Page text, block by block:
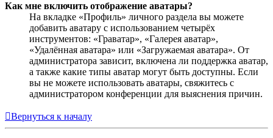
Как мне включить отображение аватары?
На вкладке «Профиль» личного раздела вы можете
добавить аватару с использованием четырёх
инструментов: «Граватар», «Галерея аватар»,
«Удалённая аватара» или «Загружаемая аватара». От
администратора зависит, включена ли поддержка аватар,
а также какие типы аватар могут быть доступны. Если
вы не можете использовать аватары, свяжитесь с
администратором конференции для выяснения причин.
Вернуться к началу